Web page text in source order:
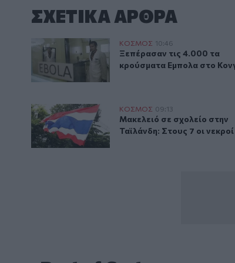
ΣΧΕΤΙΚA AΡΘΡΑ
Ξεπέρασαν τις 4.000 τα κρούσματα Εμπολα
ΚΟΣΜΟΣ 10:46
Ξεπέρασαν τις 4.000 τα
Ξεπέρασαν τις 4.000 τα
κρούσματα Εμπολα στο
Μακελειό σε σχολείο στην Ταϊλάνδη: Στους 7 οι
ΚΟΣΜΟΣ 09:13
Μακελειό σε σχολείο στην
Μακελειό σε σχολείο στην
Ταϊλάνδη: Στους 7 οι νεκροί